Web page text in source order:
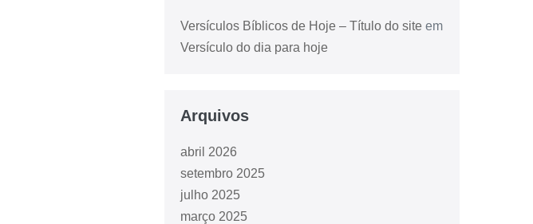
Versículos Bíblicos de Hoje – Título do siteem
Versículo do dia para hoje
Arquivos
abril 2026
setembro 2025
julho 2025
março 2025